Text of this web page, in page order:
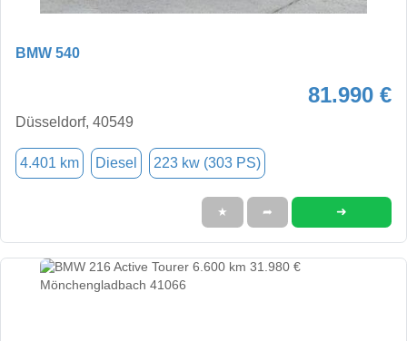
BMW 540
81.990 €
Düsseldorf, 40549
4.401 km Diesel 223 kw (303 PS)
★ ➦ ➜